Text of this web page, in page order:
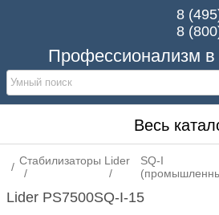
Профессионализм в
8
8
Весь
Стабилизаторы Lider
SQ-I
Lider PS7500SQ-I-15